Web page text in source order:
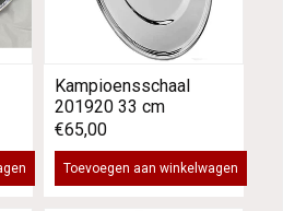
Kampioensschaal
201920 33 cm
€65,00
Toevoegen aan winkelwagen